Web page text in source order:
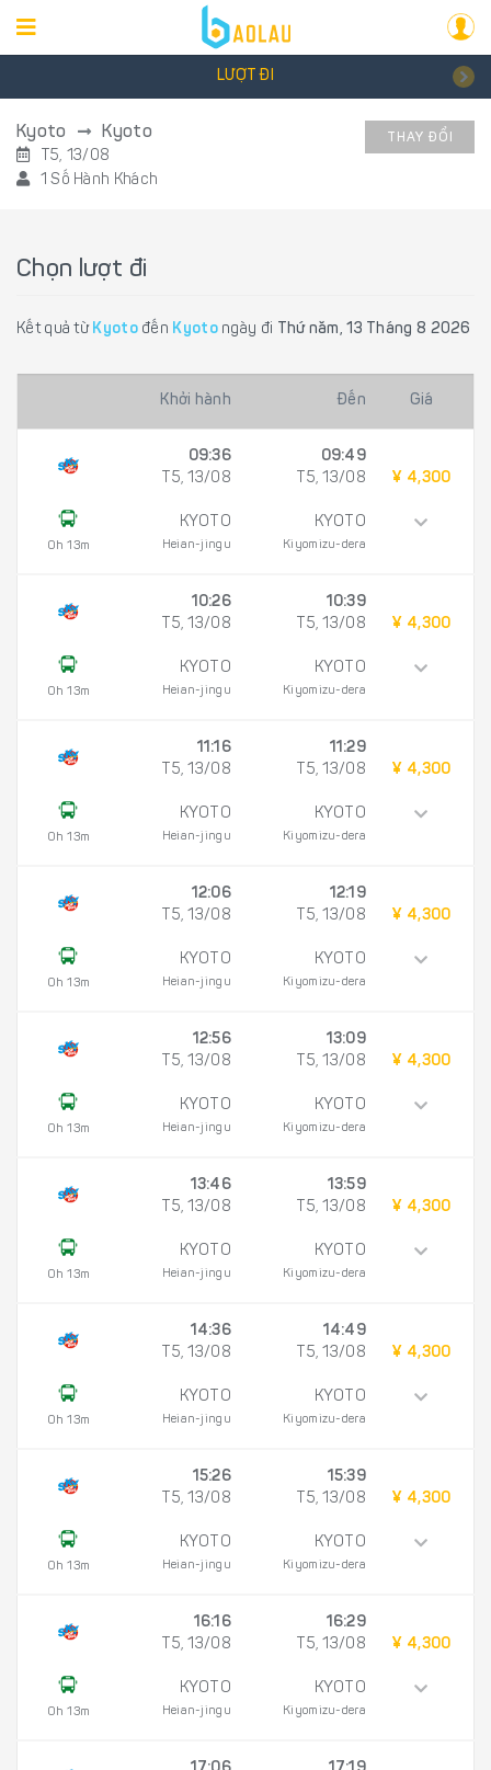
LƯỢT ĐI
Kyoto Kyoto
T5, 13/08
1 Số Hành Khách
THAY ĐỔI
Chọn lượt đi
Kết quả từ Kyotođến Kyotongày đi Thứ năm, 13 Tháng 8 2026
Khởi hành Đến Giá
0h 13m
09:36
T5, 13/08
KYOTO
Heian-jingu
09:49
T5, 13/08
KYOTO
Kiyomizu-dera
¥ 4,300
0h 13m
10:26
T5, 13/08
KYOTO
Heian-jingu
10:39
T5, 13/08
KYOTO
Kiyomizu-dera
¥ 4,300
0h 13m
11:16
T5, 13/08
KYOTO
Heian-jingu
11:29
T5, 13/08
KYOTO
Kiyomizu-dera
¥ 4,300
0h 13m
12:06
T5, 13/08
KYOTO
Heian-jingu
12:19
T5, 13/08
KYOTO
Kiyomizu-dera
¥ 4,300
0h 13m
12:56
T5, 13/08
KYOTO
Heian-jingu
13:09
T5, 13/08
KYOTO
Kiyomizu-dera
¥ 4,300
0h 13m
13:46
T5, 13/08
KYOTO
Heian-jingu
13:59
T5, 13/08
KYOTO
Kiyomizu-dera
¥ 4,300
0h 13m
14:36
T5, 13/08
KYOTO
Heian-jingu
14:49
T5, 13/08
KYOTO
Kiyomizu-dera
¥ 4,300
0h 13m
15:26
T5, 13/08
KYOTO
Heian-jingu
15:39
T5, 13/08
KYOTO
Kiyomizu-dera
¥ 4,300
0h 13m
16:16
T5, 13/08
KYOTO
Heian-jingu
16:29
T5, 13/08
KYOTO
Kiyomizu-dera
¥ 4,300